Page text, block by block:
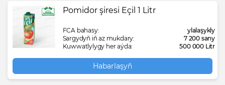
Pomidor şiresi Eçil 1 Litr
FCA bahasy:
ylalaşykly
Sargydyň iň az mukdary:
7 200 sany
Kuwwatlylygy her aýda:
500 000 Litr
Habarlaşyň